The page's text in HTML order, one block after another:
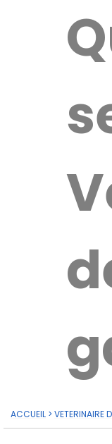
ACCUEIL > VETERINAIRE